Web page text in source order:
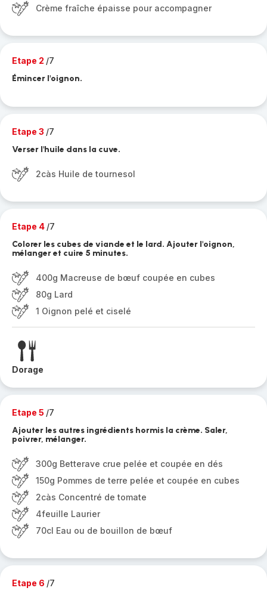
Crème fraîche épaisse pour accompagner
Etape 2 /7
Émincer l'oignon.
Etape 3 /7
Verser l'huile dans la cuve.
2càs Huile de tournesol
Etape 4 /7
Colorer les cubes de viande et le lard. Ajouter l'oignon,
mélanger et cuire 5 minutes.
400g Macreuse de bœuf coupée en cubes
80g Lard
1 Oignon pelé et ciselé
Dorage
Etape 5 /7
Ajouter les autres ingrédients hormis la crème. Saler,
poivrer, mélanger.
300g Betterave crue pelée et coupée en dés
150g Pommes de terre pelée et coupée en cubes
2càs Concentré de tomate
4feuille Laurier
70cl Eau ou de bouillon de bœuf
Etape 6 /7